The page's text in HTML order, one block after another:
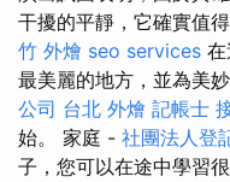
干擾的平靜，它確實值
竹 外燴 seo services
最美麗的地方，並為美
公司 台北 外燴 記帳士
始。 家庭 - 社團法人登
子，您可以在途中學習